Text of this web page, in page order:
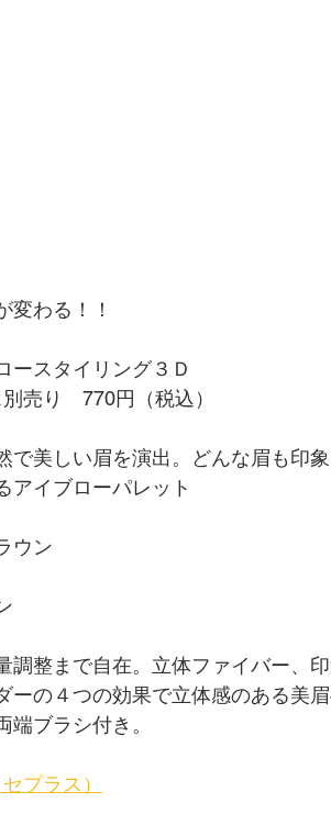
変わる！！
ースタイリング３Ｄ
売り　770円（税込）
で美しい眉を演出。どんな眉も印象
アイブローパレット
ウン
調整まで自在。立体ファイバー、
ーの４つの効果で立体感のある美
端ブラシ付き。
プラス）